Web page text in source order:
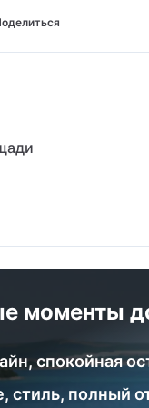
отделяют вас от
Ближайший
очаровательный
вкусным
парка Корнати во
и природой!
моменты
спокойная
стиль, полный